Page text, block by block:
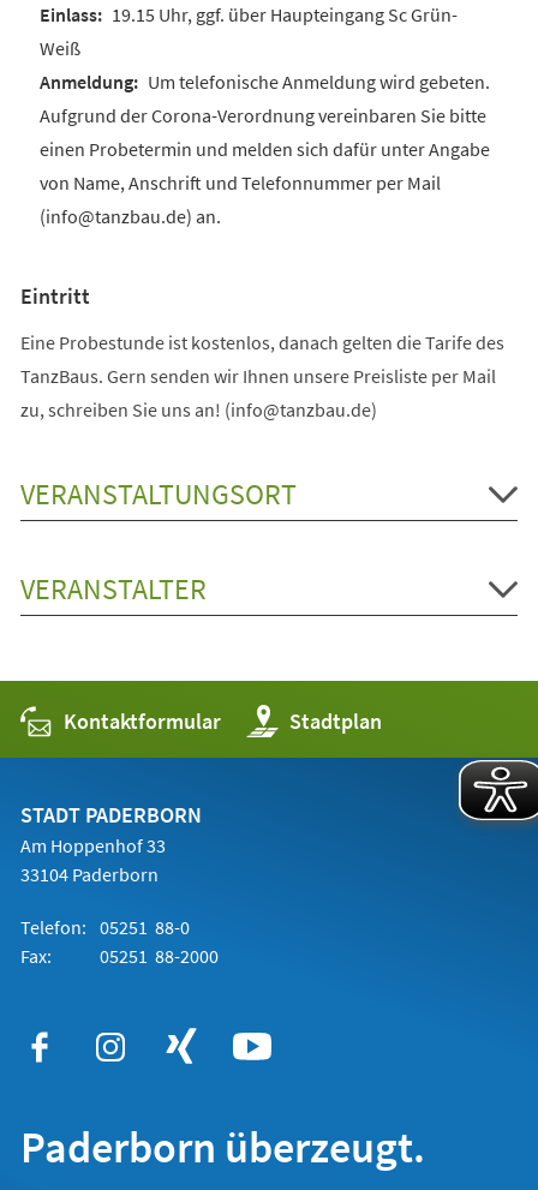
19.15 Uhr, ggf. über Haupteingang Sc Grün-
Weiß
Um telefonische Anmeldung wird gebeten.
Aufgrund der Corona-Verordnung vereinbaren Sie bitte
einen Probetermin und melden sich dafür unter Angabe
von Name, Anschrift und Telefonnummer per Mail
(info@tanzbau.de) an.
Eintritt
Eine Probestunde ist kostenlos, danach gelten die Tarife des
TanzBaus. Gern senden wir Ihnen unsere Preisliste per Mail
zu, schreiben Sie uns an! (info@tanzbau.de)
VERANSTALTUNGSORT
VERANSTALTER
Kontaktformular Stadtplan
(Öffnet
in
einem
STADT PADERBORN
Am Hoppenhof 33
33104 Paderborn
Telefon: 05251 88-0
Fax:
05251 88-2000
Paderborn überzeugt.